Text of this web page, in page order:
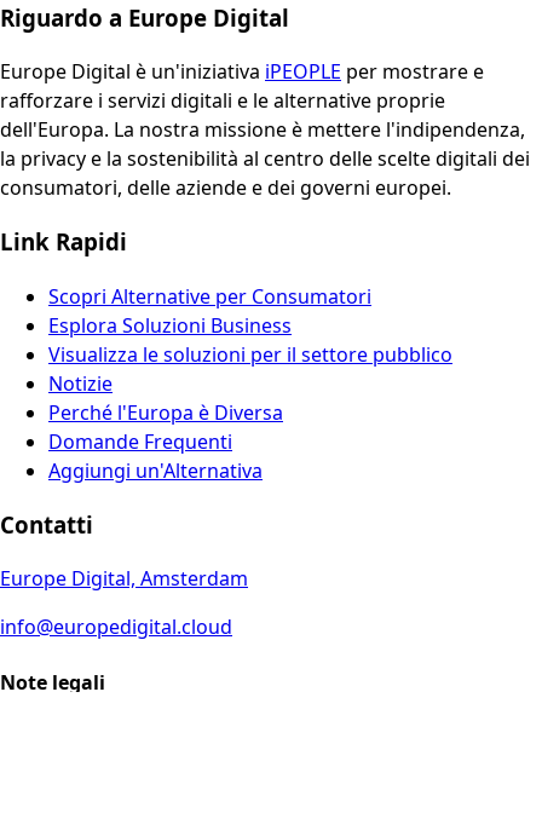
Riguardo a Europe Digital
Europe Digital è un'iniziativa iPEOPLE per mostrare e
rafforzare i servizi digitali e le alternative proprie
dell'Europa. La nostra missione è mettere l'indipendenza,
la privacy e la sostenibilità al centro delle scelte digitali dei
consumatori, delle aziende e dei governi europei.
Link Rapidi
Scopri Alternative per Consumatori
Esplora Soluzioni Business
Visualizza le soluzioni per il settore pubblico
Notizie
Perché l'Europa è Diversa
Domande Frequenti
Aggiungi un'Alternativa
Contatti
Europe Digital, Amsterdam
info@europedigital.cloud
Note legali